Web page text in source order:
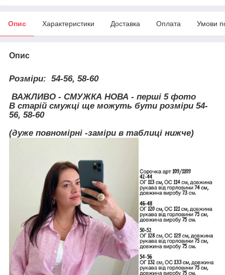
Опис Характеристики Доставка Оплата Умови
Опис
Розміри: 54-56, 58-60
ВАЖЛИВО - СМУЖКА НОВА - перші 5 фото
В старій смужці ще можуть бути розміри 54-
56, 58-60
(дуже повномірні -заміри в таблиці нижче)